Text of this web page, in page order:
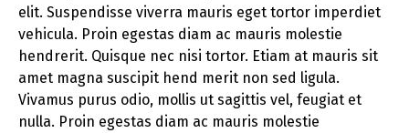
elit. Suspendisse viverra mauris eget tortor imperdiet
vehicula. Proin egestas diam ac mauris molestie
hendrerit. Quisque nec nisi tortor. Etiam at mauris sit
amet magna suscipit hend merit non sed ligula.
Vivamus purus odio, mollis ut sagittis vel, feugiat et
nulla. Proin egestas diam ac mauris molestie